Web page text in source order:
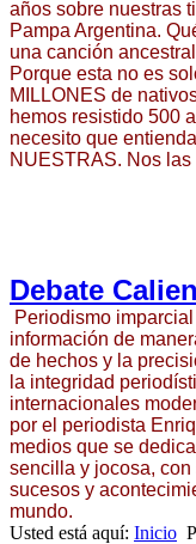
años sobre nuestras
Pampa Argentina.
una canción
Porque esta no es
MILLONES de
hemos resistido 500
necesito que
NUESTRAS. Nos las
Debate
Periodismo
información de
de hechos y la
la integridad
internacionales
por el periodista
medios que se
sencilla y jocosa,
sucesos y
mundo.
Usted está aquí: Inicio